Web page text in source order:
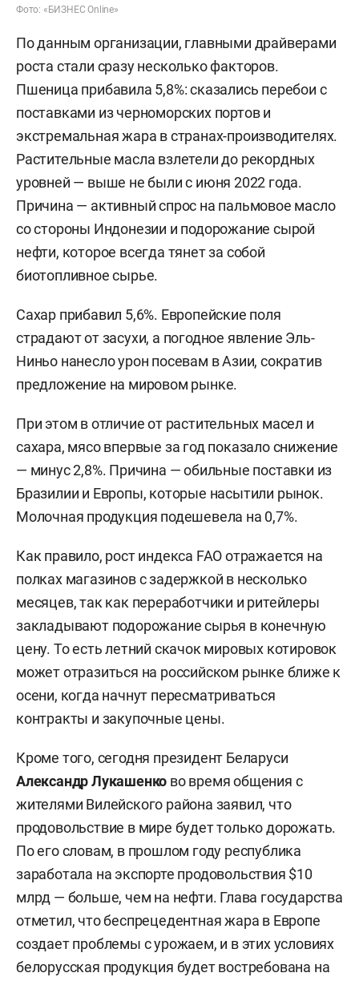
Фото: «БИЗНЕС Online»
По данным организации, главными драйверами
роста стали сразу несколько факторов.
Пшеница прибавила 5,8%: сказались перебои с
поставками из черноморских портов и
экстремальная жара в странах-производителях.
Растительные масла взлетели до рекордных
уровней — выше не были с июня 2022 года.
Причина — активный спрос на пальмовое масло
со стороны Индонезии и подорожание сырой
нефти, которое всегда тянет за собой
биотопливное сырье.
Сахар прибавил 5,6%. Европейские поля
страдают от засухи, а погодное явление Эль-
Ниньо нанесло урон посевам в Азии, сократив
предложение на мировом рынке.
При этом в отличие от растительных масел и
сахара, мясо впервые за год показало снижение
— минус 2,8%. Причина — обильные поставки из
Бразилии и Европы, которые насытили рынок.
Молочная продукция подешевела на 0,7%.
Как правило, рост индекса FAO отражается на
полках магазинов с задержкой в несколько
месяцев, так как переработчики и ритейлеры
закладывают подорожание сырья в конечную
цену. То есть летний скачок мировых котировок
может отразиться на российском рынке ближе к
осени, когда начнут пересматриваться
контракты и закупочные цены.
Кроме того, сегодня президент Беларуси
Александр Лукашенко во время общения с
жителями Вилейского района заявил, что
продовольствие в мире будет только дорожать.
По его словам, в прошлом году республика
заработала на экспорте продовольствия $10
млрд — больше, чем на нефти. Глава государства
отметил, что беспрецедентная жара в Европе
создает проблемы с урожаем, и в этих условиях
белорусская продукция будет востребована на